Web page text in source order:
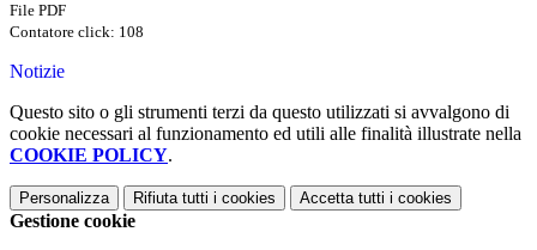
File PDF
Contatore click: 108
Notizie
Questo sito o gli strumenti terzi da questo utilizzati si avvalgono di
cookie necessari al funzionamento ed utili alle finalità illustrate nella
COOKIE POLICY.
Personalizza Rifiuta tutti i cookies Accetta tutti i cookies
Gestione cookie